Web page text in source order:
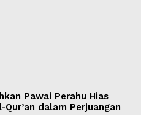
Pawai Perahu Hias
dalam Perjuangan